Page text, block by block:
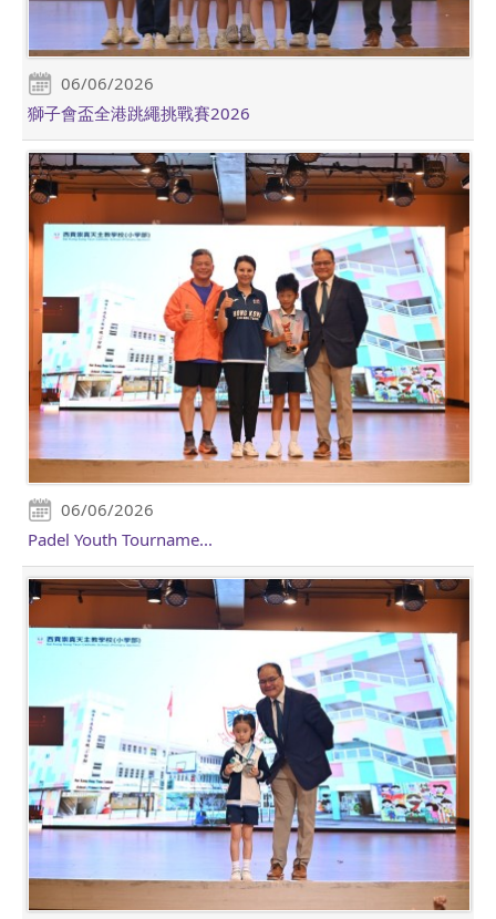
06/06/2026
獅子會盃全港跳繩挑戰賽2026
06/06/2026
Padel Youth Tourname...